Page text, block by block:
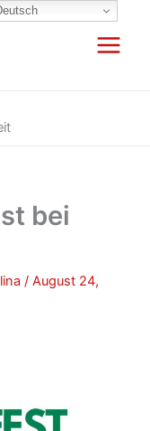
bei
/ August 24,